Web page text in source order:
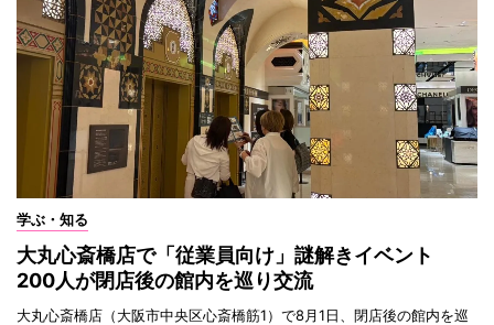
学ぶ・知る
大丸心斎橋店で「従業員向け」謎解きイベント
200人が閉店後の館内を巡り交流
大丸心斎橋店（大阪市中央区心斎橋筋1）で8月1日、閉店後の館内を巡